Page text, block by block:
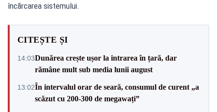
încărcarea sistemului.
CITEȘTE ȘI
14:03Dunărea crește ușor la intrarea în țară, dar
rămâne mult sub media lunii august
13:02În intervalul orar de seară, consumul de curent „a
scăzut cu 200-300 de megawați”